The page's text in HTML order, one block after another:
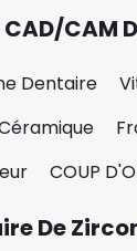
CAM
Dentaire
COUP
De